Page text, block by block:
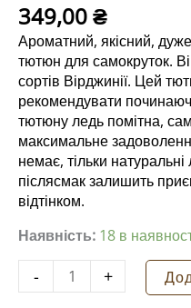
349,00₴
Ароматний, якісний,
тютюн для самокруток.
сортів Вірджинії. Цей
рекомендувати
тютюну ледь помітна,
максимальне
немає, тільки
післясмак залишить
відтінком.
Наявність: 18 в
-
для
+